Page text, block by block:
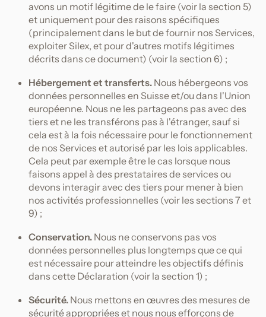
avons un motif légitime de le faire (voir la section 5)
et uniquement pour des raisons spécifiques
(principalement dans le but de fournir nos Services,
exploiter Silex, et pour d'autres motifs légitimes
décrits dans ce document) (voir la section 6) ;
Hébergement et transferts. Nous hébergeons vos
données personnelles en Suisse et/ou dans l'Union
européenne. Nous ne les partageons pas avec des
tiers et ne les transférons pas à l'étranger, sauf si
cela est à la fois nécessaire pour le fonctionnement
de nos Services et autorisé par les lois applicables.
Cela peut par exemple être le cas lorsque nous
faisons appel à des prestataires de services ou
devons interagir avec des tiers pour mener à bien
nos activités professionnelles (voir les sections 7 et
9) ;
Conservation. Nous ne conservons pas vos
données personnelles plus longtemps que ce qui
est nécessaire pour atteindre les objectifs définis
dans cette Déclaration (voir la section 1) ;
Sécurité. Nous mettons en œuvres des mesures de
sécurité appropriées et nous nous efforçons de